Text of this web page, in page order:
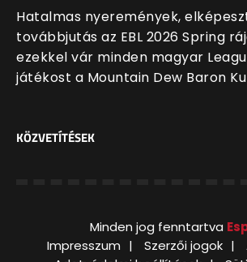
Hatalmas nyeremények,
továbbjutás az EBL 2026 Spring
ezekkel vár minden magyar
játékost a Mountain Dew Baron
KÖZVETÍTÉSEK
Minden jog fenntartva
Impresszum
Szerzői jogok